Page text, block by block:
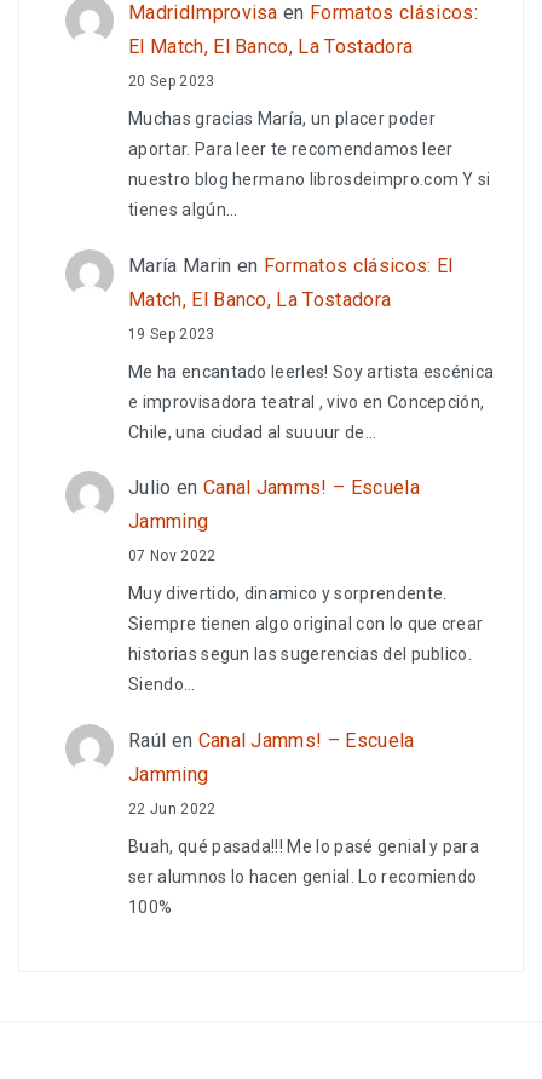
MadridImprovisa en Formatos clásicos:
El Match, El Banco, La Tostadora
20 Sep 2023
Muchas gracias María, un placer poder
aportar. Para leer te recomendamos leer
nuestro blog hermano librosdeimpro.com Y si
tienes algún…
María Marin en Formatos clásicos: El
Match, El Banco, La Tostadora
19 Sep 2023
Me ha encantado leerles! Soy artista escénica
e improvisadora teatral , vivo en Concepción,
Chile, una ciudad al suuuur de…
Julio en Canal Jamms! – Escuela
Jamming
07 Nov 2022
Muy divertido, dinamico y sorprendente.
Siempre tienen algo original con lo que crear
historias segun las sugerencias del publico.
Siendo…
Raúl en Canal Jamms! – Escuela
Jamming
22 Jun 2022
Buah, qué pasada!!! Me lo pasé genial y para
ser alumnos lo hacen genial. Lo recomiendo
100%